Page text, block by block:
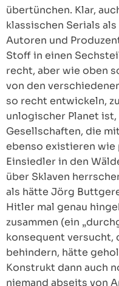
übertünchen. Klar,
klassischen Serials als
Autoren und
Stoff in einen
recht, aber wie oben
von den
so recht entwickeln,
unlogischer Planet
Gesellschaften, die
ebenso existieren
Einsiedler in den
über Sklaven
als hätte Jörg
Hitler mal genau
zusammen (ein
konsequent versucht,
behindern, hätte
Konstrukt dann auch
niemand abseits von